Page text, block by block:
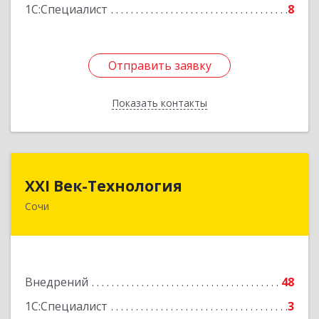
1С:Специалист 8
Отправить заявку
Показать контакты
Отправить заявку
Назад
XXI Век-Технология
Сочи
Внедрений
48
1С:Специалист
3
354200, Краснодарский край, Сочи г, Победы ул,